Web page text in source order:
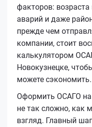
факторов: возраста
аварий и даже
прежде чем
компании, стоит
калькулятором
Новокузнецке,
можете сэкономить.
Оформить ОСАГО на
не так сложно, как
взгляд. Главный